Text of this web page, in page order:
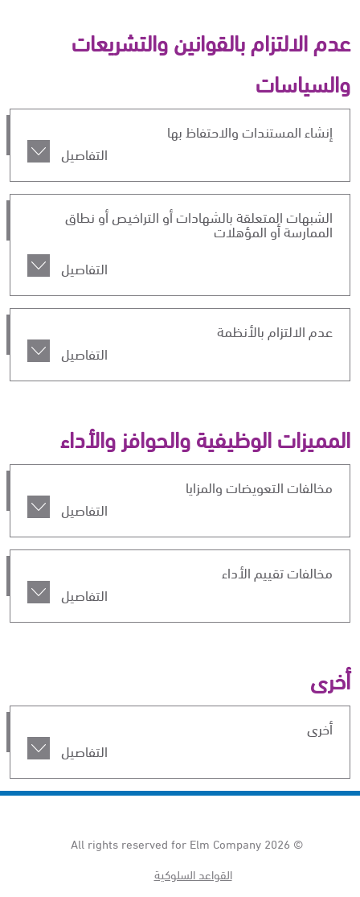
عدم الالتزام بالقوانين والتشريعات
والسياسات
إنشاء المستندات والاحتفاظ بها
التفاصيل
الشبهات المتعلقة بالشهادات أو التراخيص أو نطاق
الممارسة أو المؤهلات
التفاصيل
عدم الالتزام بالأنظمة
التفاصيل
المميزات الوظيفية والحوافز والأداء
مخالفات التعويضات والمزايا
التفاصيل
مخالفات تقييم الأداء
التفاصيل
أخرى
أخرى
التفاصيل
© 2026
All rights reserved for Elm Company
القواعد السلوكية